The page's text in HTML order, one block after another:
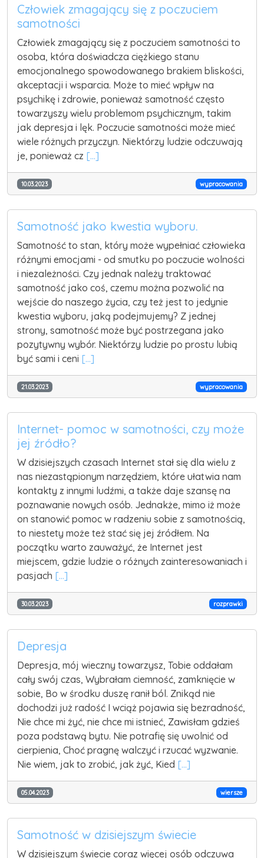
Człowiek zmagający się z poczuciem
samotności
Człowiek zmagający się z poczuciem samotności to
osoba, która doświadcza ciężkiego stanu
emocjonalnego spowodowanego brakiem bliskości,
akceptacji i wsparcia. Może to mieć wpływ na
psychikę i zdrowie, ponieważ samotność często
towarzyszy wielu problemom psychicznym, takim
jak depresja i lęk. Poczucie samotności może mieć
wiele różnych przyczyn. Niektórzy ludzie odczuwają
je, ponieważ cz [...]
10.03.2023 wypracowania
Samotność jako kwestia wyboru.
Samotność to stan, który może wypełniać człowieka
różnymi emocjami - od smutku po poczucie wolności
i niezależności. Czy jednak należy traktować
samotność jako coś, czemu można pozwolić na
wejście do naszego życia, czy też jest to jedynie
kwestia wyboru, jaką podejmujemy? Z jednej
strony, samotność może być postrzegana jako
pozytywny wybór. Niektórzy ludzie po prostu lubią
być sami i ceni [...]
21.03.2023 wypracowania
Internet- pomoc w samotności, czy może
jej źródło?
W dzisiejszych czasach Internet stał się dla wielu z
nas niezastąpionym narzędziem, które ułatwia nam
kontakty z innymi ludźmi, a także daje szansę na
poznawanie nowych osób. Jednakże, mimo iż może
on stanowić pomoc w radzeniu sobie z samotnością,
to niestety może też stać się jej źródłem. Na
początku warto zauważyć, że Internet jest
miejscem, gdzie ludzie o różnych zainteresowaniach i
pasjach [...]
30.03.2023 rozprawki
Depresja
Depresja, mój wieczny towarzysz, Tobie oddałam
cały swój czas, Wybrałam ciemność, zamknięcie w
sobie, Bo w środku duszę ranił ból. Znikąd nie
dochodzi już radość I wciąż pojawia się bezradność,
Nie chce mi żyć, nie chce mi istnieć, Zawisłam gdzieś
poza podstawą bytu. Nie potrafię się uwolnić od
cierpienia, Choć pragnę walczyć i rzucać wyzwanie.
Nie wiem, jak to zrobić, jak żyć, Kied [...]
05.04.2023 wiersze
Samotność w dzisiejszym świecie
W dzisiejszym świecie coraz więcej osób odczuwa